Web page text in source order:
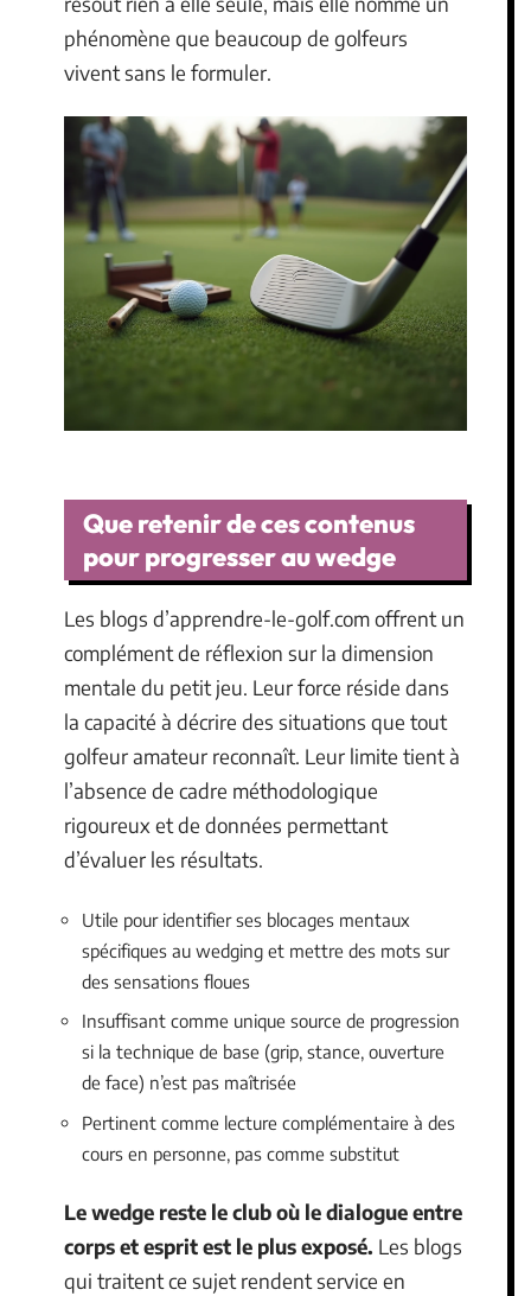
phénomène que beaucoup de golfeurs
vivent sans le formuler.
Que retenir de ces contenus
pour progresser au wedge
Les blogs d’apprendre-le-golf.com offrent un
complément de réflexion sur la dimension
mentale du petit jeu. Leur force réside dans
la capacité à décrire des situations que tout
golfeur amateur reconnaît. Leur limite tient à
l’absence de cadre méthodologique
rigoureux et de données permettant
d’évaluer les résultats.
Utile pour identifier ses blocages mentaux
spécifiques au wedging et mettre des mots sur
des sensations floues
Insuffisant comme unique source de progression
si la technique de base (grip, stance, ouverture
de face) n’est pas maîtrisée
Pertinent comme lecture complémentaire à des
cours en personne, pas comme substitut
Le wedge reste le club où le dialogue entre
corps et esprit est le plus exposé. Les blogs
qui traitent ce sujet rendent service en